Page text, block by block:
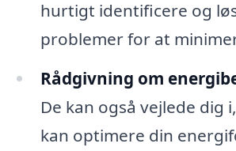
hurtigt identificere og
problemer for at
Rådgivning om
De kan også vejlede dig
kan optimere din